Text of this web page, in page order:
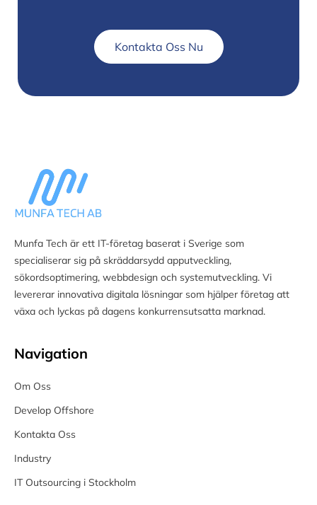
Kontakta Oss Nu
Munfa Tech är ett IT-företag baserat i Sverige som
specialiserar sig på skräddarsydd apputveckling,
sökordsoptimering, webbdesign och systemutveckling. Vi
levererar innovativa digitala lösningar som hjälper företag att
växa och lyckas på dagens konkurrensutsatta marknad.
Navigation
Om Oss
Develop Offshore
Kontakta Oss
Industry
IT Outsourcing i Stockholm